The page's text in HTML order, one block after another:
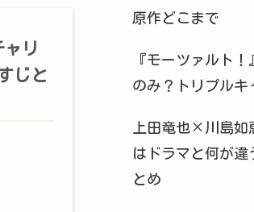
リ
じと
原作どこまで
『モーツァルト
のみ？トリプルキ
上田竜也×川島如
はドラマと何が違
とめ